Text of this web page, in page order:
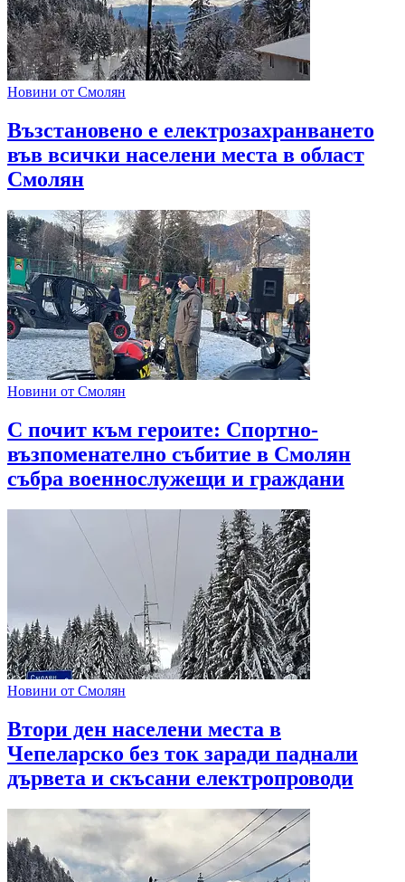
Новини от Смолян
Възстановено е електрозахранването
във всички населени места в област
Смолян
Новини от Смолян
С почит към героите: Спортно-
възпоменателно събитие в Смолян
събра военнослужещи и граждани
Новини от Смолян
Втори ден населени места в
Чепеларско без ток заради паднали
дървета и скъсани електропроводи